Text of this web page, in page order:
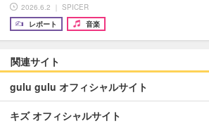
2026.6.2 ｜ SPICER
レポート
音楽
関連サイト
gulu gulu オフィシャルサイト
キズ オフィシャルサイト